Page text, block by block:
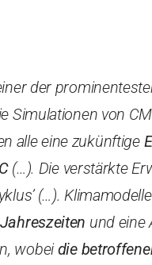
der
Simulationen von
alle eine zukünftige
(…). Die verstärkte
(…).
und eine
wobeidie